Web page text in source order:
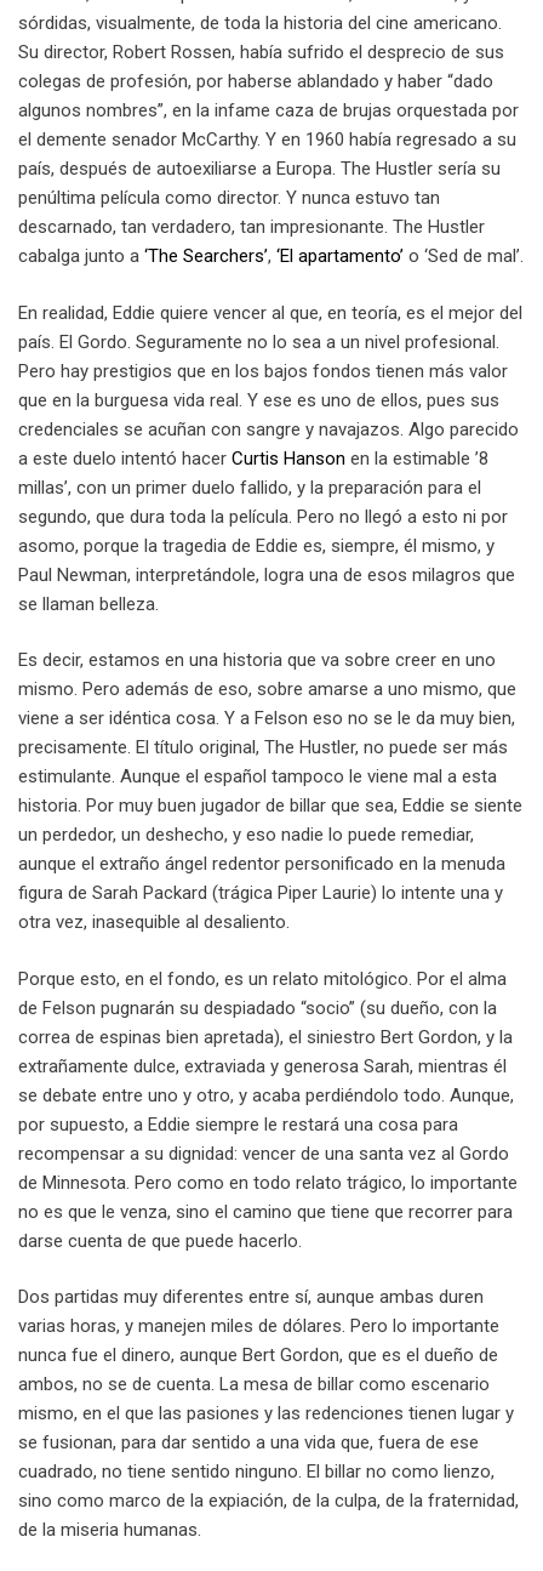
sórdidas, visualmente, de toda la historia del cine americano.
Su director, Robert Rossen, había sufrido el desprecio de sus
colegas de profesión, por haberse ablandado y haber “dado
algunos nombres”, en la infame caza de brujas orquestada por
el demente senador McCarthy. Y en 1960 había regresado a su
país, después de autoexiliarse a Europa. The Hustler sería su
penúltima película como director. Y nunca estuvo tan
descarnado, tan verdadero, tan impresionante. The Hustler
cabalga junto a ‘The Searchers’, ‘El apartamento’ o ‘Sed de mal’.
En realidad, Eddie quiere vencer al que, en teoría, es el mejor del
país. El Gordo. Seguramente no lo sea a un nivel profesional.
Pero hay prestigios que en los bajos fondos tienen más valor
que en la burguesa vida real. Y ese es uno de ellos, pues sus
credenciales se acuñan con sangre y navajazos. Algo parecido
a este duelo intentó hacer Curtis Hanson en la estimable ’8
millas’, con un primer duelo fallido, y la preparación para el
segundo, que dura toda la película. Pero no llegó a esto ni por
asomo, porque la tragedia de Eddie es, siempre, él mismo, y
Paul Newman, interpretándole, logra una de esos milagros que
se llaman belleza.
Es decir, estamos en una historia que va sobre creer en uno
mismo. Pero además de eso, sobre amarse a uno mismo, que
viene a ser idéntica cosa. Y a Felson eso no se le da muy bien,
precisamente. El título original, The Hustler, no puede ser más
estimulante. Aunque el español tampoco le viene mal a esta
historia. Por muy buen jugador de billar que sea, Eddie se siente
un perdedor, un deshecho, y eso nadie lo puede remediar,
aunque el extraño ángel redentor personificado en la menuda
figura de Sarah Packard (trágica Piper Laurie) lo intente una y
otra vez, inasequible al desaliento.
Porque esto, en el fondo, es un relato mitológico. Por el alma
de Felson pugnarán su despiadado “socio” (su dueño, con la
correa de espinas bien apretada), el siniestro Bert Gordon, y la
extrañamente dulce, extraviada y generosa Sarah, mientras él
se debate entre uno y otro, y acaba perdiéndolo todo. Aunque,
por supuesto, a Eddie siempre le restará una cosa para
recompensar a su dignidad: vencer de una santa vez al Gordo
de Minnesota. Pero como en todo relato trágico, lo importante
no es que le venza, sino el camino que tiene que recorrer para
darse cuenta de que puede hacerlo.
Dos partidas muy diferentes entre sí, aunque ambas duren
varias horas, y manejen miles de dólares. Pero lo importante
nunca fue el dinero, aunque Bert Gordon, que es el dueño de
ambos, no se de cuenta. La mesa de billar como escenario
mismo, en el que las pasiones y las redenciones tienen lugar y
se fusionan, para dar sentido a una vida que, fuera de ese
cuadrado, no tiene sentido ninguno. El billar no como lienzo,
sino como marco de la expiación, de la culpa, de la fraternidad,
de la miseria humanas.